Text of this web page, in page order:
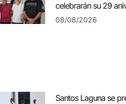
celebrarán su 29
08/08/2026
Santos Laguna se